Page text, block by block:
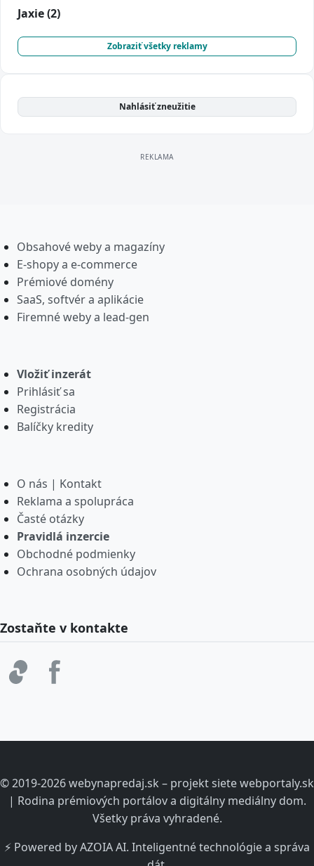
Jaxie(2)
Zobraziť všetky reklamy
Nahlásiť zneužitie
Obsahové weby a magazíny
E-shopy a e-commerce
Prémiové domény
SaaS, softvér a aplikácie
Firemné weby a lead-gen
Vložiť inzerát
Prihlásiť sa
Registrácia
Balíčky kredity
O nás | Kontakt
Reklama a spolupráca
Časté otázky
Pravidlá inzercie
Obchodné podmienky
Ochrana osobných údajov
Zostaňte v kontakte
© 2019-2026 webynapredaj.sk – projekt siete webportaly.sk
| Rodina prémiových portálov a digitálny mediálny dom.
Všetky práva vyhradené.
⚡ Powered by AZOIA AI. Inteligentné technológie a správa